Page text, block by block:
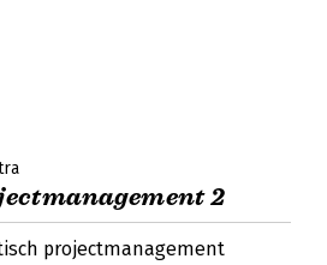
2
projectmanagement